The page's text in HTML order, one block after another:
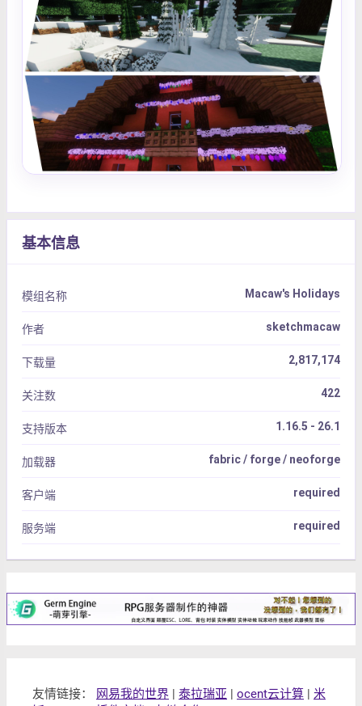
基本信息
模组名称 Macaw's Holidays
作者 sketchmacaw
下载量 2,817,174
关注数 422
支持版本 1.16.5 - 26.1
加载器 fabric / forge / neoforge
客户端 required
服务端 required
友情链接： 网易我的世界 | 泰拉瑞亚 | ocent云计算 | 米